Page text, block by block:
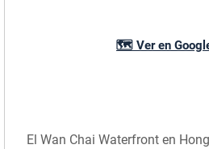
🗺️ Ver en
El Wan Chai Waterfront en